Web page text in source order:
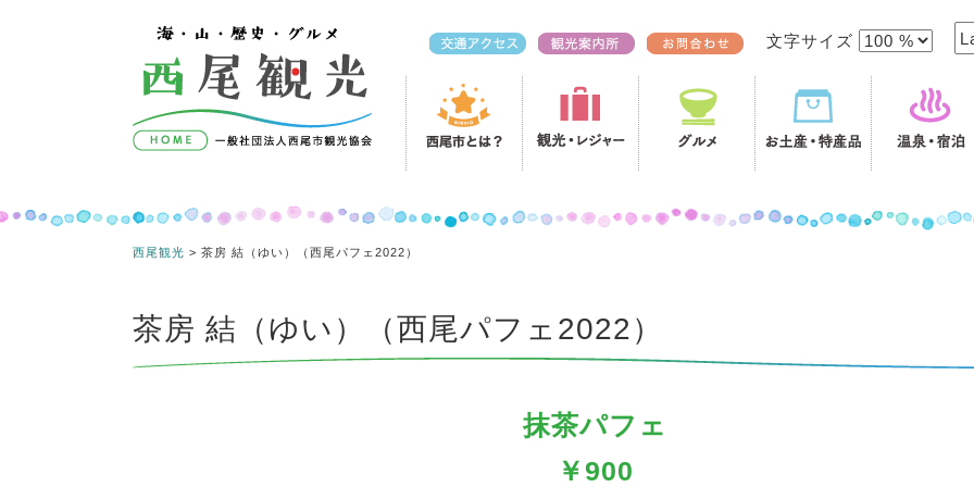
コンテンツへスキップ 文字サイズ
西尾観光 > 茶房 結（ゆい）（西尾パフェ2022）
茶房 結（ゆい）（西尾パフェ2022）
抹茶パフェ
￥900